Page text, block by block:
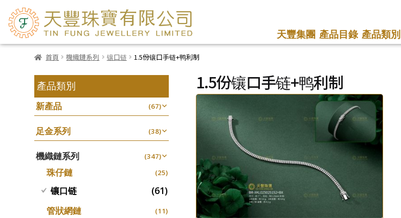
天豐集團 產品目錄 產品類別
首頁 機織鏈系列 镶口链 1.5份镶口手链+鸭利制
1.5份镶口手链+鸭利制
產品類別
新產品 (67)
足金系列 (38)
機織鏈系列 (347)
珠仔鏈 (25)
镶口链 (61)
管狀網鏈 (11)